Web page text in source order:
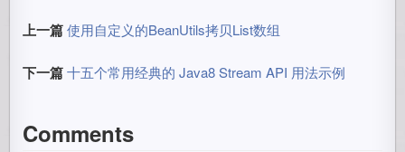
上一篇 使用自定义的BeanUtils拷贝List数组
下一篇 十五个常用经典的 Java8 Stream API 用法示例
Comments